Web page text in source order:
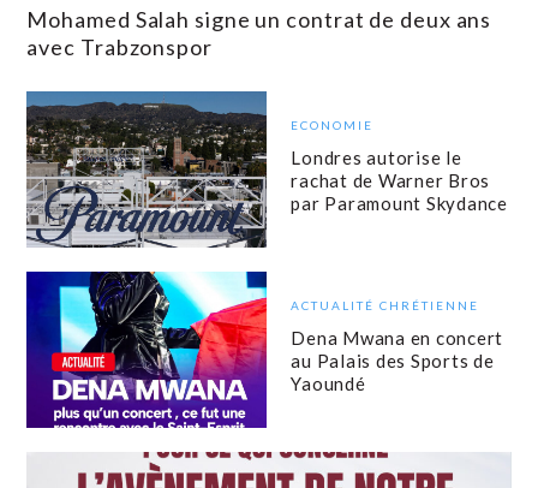
Mohamed Salah signe un contrat de deux ans
avec Trabzonspor
ECONOMIE
Londres autorise le
rachat de Warner Bros
par Paramount Skydance
ACTUALITÉ CHRÉTIENNE
Dena Mwana en concert
au Palais des Sports de
Yaoundé